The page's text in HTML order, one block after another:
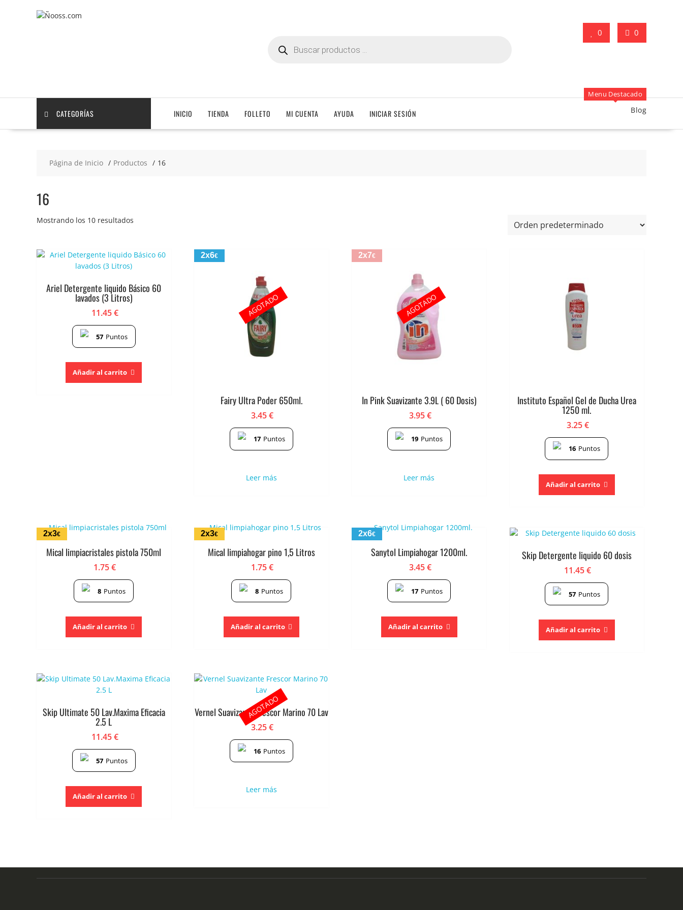
0 0
productos
CATEGORÍAS INICIO TIENDA FOLLETO MI CUENTA AYUDA INICIAR SESIÓN
Menu Destacado
Blog
Página de Inicio Productos 16
16
Mostrando los 10 resultados
Ariel Detergente liquido Básico 60
lavados (3 Litros)
11.45€
57 Puntos
Añadir al carrito
2x6€
Fairy Ultra Poder 650ml.
3.45€
17 Puntos
Leer más
AGOTADO
2x7€
In Pink Suavizante 3.9L ( 60 Dosis)
3.95€
19 Puntos
Leer más
AGOTADO
Instituto Español Gel de Ducha Urea
1250 ml.
3.25€
16 Puntos
Añadir al carrito
2x3€
Mical limpiacristales pistola 750ml
1.75€
8 Puntos
Añadir al carrito
2x3€
Mical limpiahogar pino 1,5 Litros
1.75€
8 Puntos
Añadir al carrito
2x6€
Sanytol Limpiahogar 1200ml.
3.45€
17 Puntos
Añadir al carrito
Skip Detergente liquido 60 dosis
11.45€
57 Puntos
Añadir al carrito
Skip Ultimate 50 Lav.Maxima Eficacia
2.5 L
11.45€
57 Puntos
Añadir al carrito
Vernel Suavizante Frescor Marino 70 Lav
3.25€
16 Puntos
Leer más
AGOTADO